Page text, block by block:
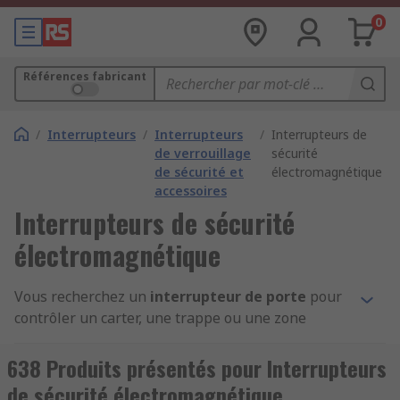
0
Références fabricant
/ Interrupteurs / Interrupteurs
de verrouillage
de sécurité et
accessoires
/ Interrupteurs de
sécurité
électromagnétique
Interrupteurs de sécurité
électromagnétique
Vous recherchez un interrupteur de porte pour
contrôler un carter, une trappe ou une zone
sécurité électromagnétiques, des modèles
magnétiques codés, RFID et des commutateurs à
638 Produits présentés pour Interrupteurs